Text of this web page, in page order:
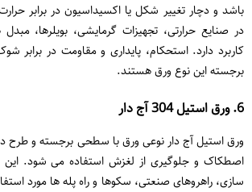
باشد و دچار تغییر شکل یا اکسیداسیون در برابر
در صنایع حرارتی، تجهیزات گرمایشی، بویلرها،
کاربرد دارد. استحکام، پایداری و مقاومت در برابر
برجسته این نوع ورق هستند.
6. ورق استیل 304 آج‌ دار
ورق استیل آج‌ دار نوعی ورق با سطحی برجسته و طرح‌
اصطکاک و جلوگیری از لغزش استفاده می ‌شود.
سازی، راهروهای صنعتی، سکوها و راه ‌پله ‌ها مورد